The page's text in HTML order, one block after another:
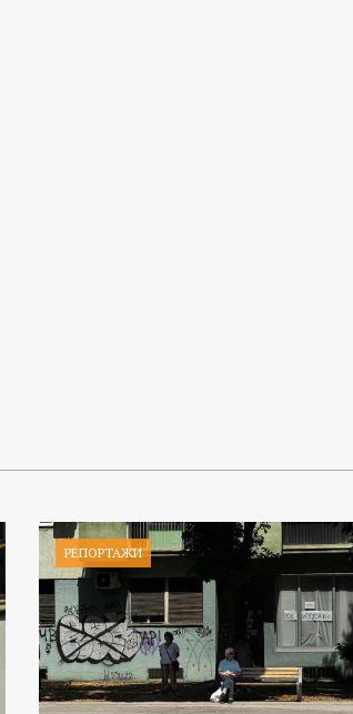
РЕПОРТАЖИ